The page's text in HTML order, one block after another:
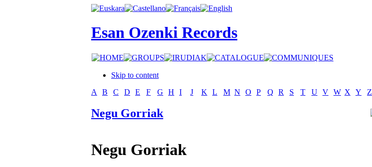
Esan Ozenki Records
Skip to content
A
B C D E F G H I J K L M N O P Q R S T U V W X Y Z
Negu Gorriak
Negu Gorriak